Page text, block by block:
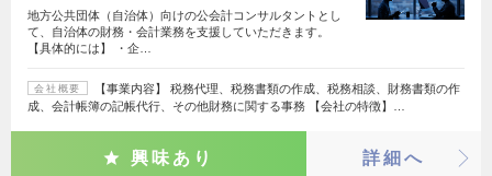
地方公共団体（自治体）向けの公会計コンサルタントとし
て、自治体の財務・会計業務を支援していただきます。
【具体的には】 ・企…
会社概要
【事業内容】 税務代理、税務書類の作成、税務相談、財務書類の作
成、会計帳簿の記帳代行、その他財務に関する事務 【会社の特徴】…
興味あり 詳細へ